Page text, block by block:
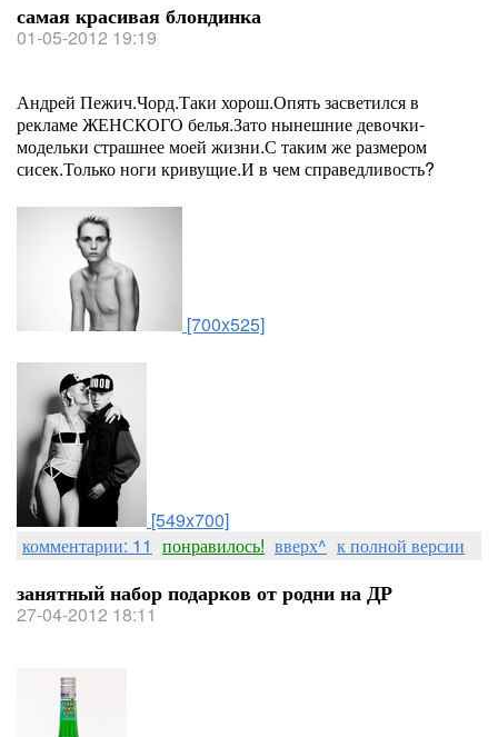
самая красивая блондинка
01-05-2012 19:19
Андрей Пежич.Чорд.Таки хорош.Опять засветился в
рекламе ЖЕНСКОГО белья.Зато нынешние девочки-
модельки страшнее моей жизни.С таким же размером
сисек.Только ноги кривущие.И в чем справедливость?
[700x525]
[549x700]
комментарии: 11 понравилось! вверх^ к полной версии
занятный набор подарков от родни на ДР
27-04-2012 18:11